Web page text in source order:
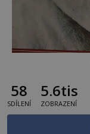
58
SDÍLENÍ
5.6tis
ZOBRAZENÍ